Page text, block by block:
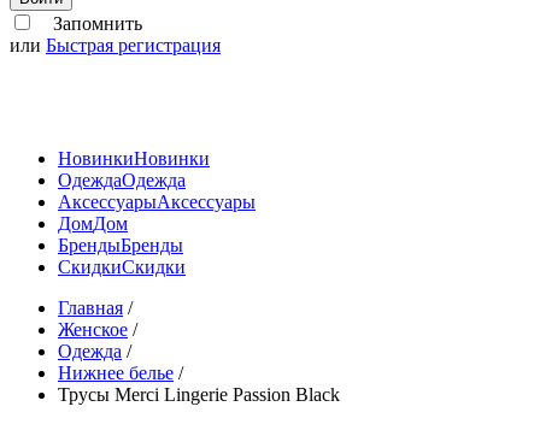
Запомнить
или Быстрая регистрация
НовинкиНовинки
ОдеждаОдежда
АксессуарыАксессуары
ДомДом
БрендыБренды
СкидкиСкидки
Главная /
Женское /
Одежда /
Нижнее белье /
Трусы Merci Lingerie Passion Black